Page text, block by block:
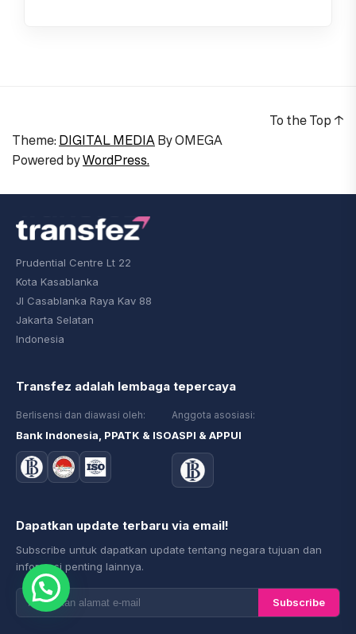
Theme: DIGITAL MEDIAByOMEGA
Powered byWordPress.
To the Top ↑
Prudential Centre Lt 22
Kota Kasablanka
Jl Casablanka Raya Kav 88
Jakarta Selatan
Indonesia
Transfez adalah lembaga tepercaya
Berlisensi dan diawasi oleh:
Bank Indonesia, PPATK & ISO
Anggota asosiasi:
ASPI & APPUI
Dapatkan update terbaru via email!
Subscribe untuk dapatkan update tentang negara tujuan dan
informasi penting lainnya.
Subscribe